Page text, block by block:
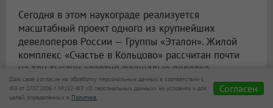
Сегодня в этом наукограде реализуется
масштабный проект одного из крупнейших
девелоперов России — Группы «Эталон». Жилой
комплекс «Счастье в Кольцово» рассчитан почти
на три тысячи квартир площадью порядка
142 тысяч квадратных метров. Полноформатный
микрорайон с привлекательной архитектурой
Даю своё согласие на обработку персональных данных в соответствии с
ФЗ от 27.07.2006 г. №152-ФЗ «О персональных данных» на условиях и для
целей, определённых в Политике.
Согласен